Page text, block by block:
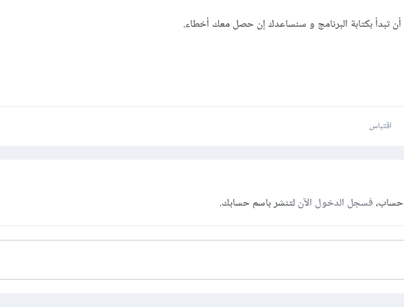
تبدأ بكتابة البرنامج و سنساعدك إن حصل معك أخطاء.
اقتباس
حساب،فسجل الدخول الآنلتنشر باسم حسابك.